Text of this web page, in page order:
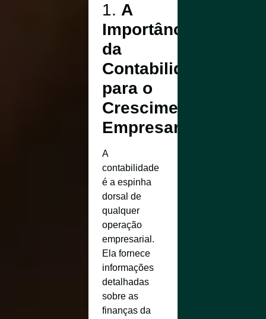
1. A
Importância
da
Contabilidade
para o
Crescimento
Empresarial
A
contabilidade
é a espinha
dorsal de
qualquer
operação
empresarial.
Ela fornece
informações
detalhadas
sobre as
finanças da